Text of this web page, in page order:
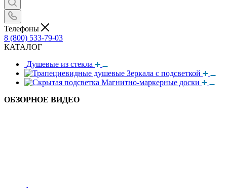
Телефоны
8 (800) 533-79-03
КАТАЛОГ
Душевые из стекла
Зеркала с подсветкой
Магнитно-маркерные доски
ОБЗОРНОЕ ВИДЕО